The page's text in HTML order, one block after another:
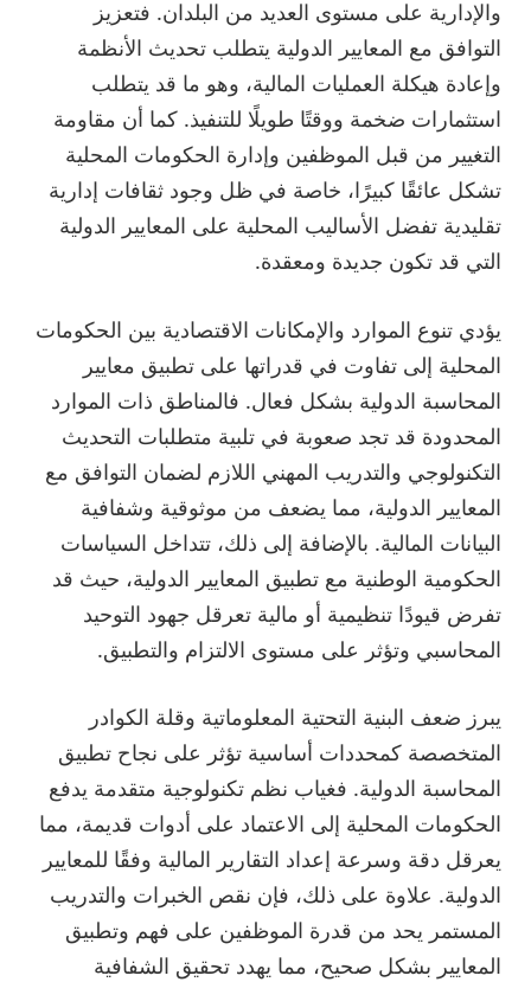
والإدارية على مستوى العديد من البلدان. فتعزيز
التوافق مع المعايير الدولية يتطلب تحديث الأنظمة
وإعادة هيكلة العمليات المالية، وهو ما قد يتطلب
استثمارات ضخمة ووقتًا طويلًا للتنفيذ. كما أن مقاومة
التغيير من قبل الموظفين وإدارة الحكومات المحلية
تشكل عائقًا كبيرًا، خاصة في ظل وجود ثقافات إدارية
تقليدية تفضل الأساليب المحلية على المعايير الدولية
التي قد تكون جديدة ومعقدة.
يؤدي تنوع الموارد والإمكانات الاقتصادية بين الحكومات
المحلية إلى تفاوت في قدراتها على تطبيق معايير
المحاسبة الدولية بشكل فعال. فالمناطق ذات الموارد
المحدودة قد تجد صعوبة في تلبية متطلبات التحديث
التكنولوجي والتدريب المهني اللازم لضمان التوافق مع
المعايير الدولية، مما يضعف من موثوقية وشفافية
البيانات المالية. بالإضافة إلى ذلك، تتداخل السياسات
الحكومية الوطنية مع تطبيق المعايير الدولية، حيث قد
تفرض قيودًا تنظيمية أو مالية تعرقل جهود التوحيد
المحاسبي وتؤثر على مستوى الالتزام والتطبيق.
يبرز ضعف البنية التحتية المعلوماتية وقلة الكوادر
المتخصصة كمحددات أساسية تؤثر على نجاح تطبيق
المحاسبة الدولية. فغياب نظم تكنولوجية متقدمة يدفع
الحكومات المحلية إلى الاعتماد على أدوات قديمة، مما
يعرقل دقة وسرعة إعداد التقارير المالية وفقًا للمعايير
الدولية. علاوة على ذلك، فإن نقص الخبرات والتدريب
المستمر يحد من قدرة الموظفين على فهم وتطبيق
المعايير بشكل صحيح، مما يهدد تحقيق الشفافية